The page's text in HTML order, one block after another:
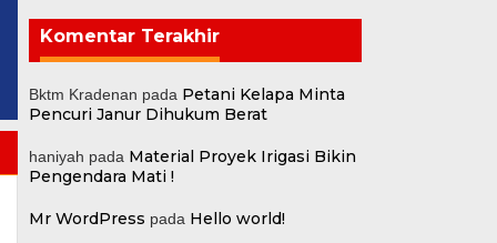
Komentar Terakhir
Bktm Kradenan pada Petani Kelapa Minta
Pencuri Janur Dihukum Berat
haniyah pada Material Proyek Irigasi Bikin
Pengendara Mati !
Mr WordPress pada Hello world!